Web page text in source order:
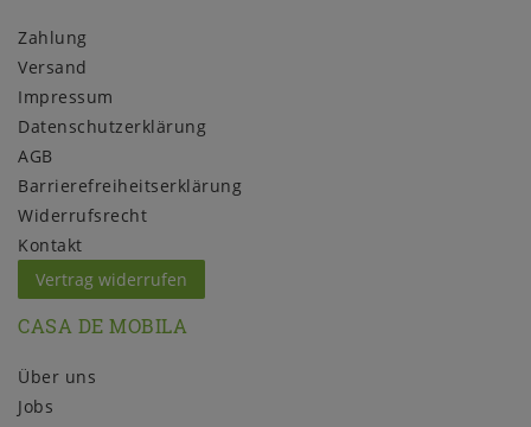
Zahlung
Versand
Impressum
Daten­schutz­erklärung
AGB
Barrierefreiheitserklärung
Widerrufs­recht
Kontakt
Vertrag widerrufen
CASA DE MOBILA
Über uns
Jobs